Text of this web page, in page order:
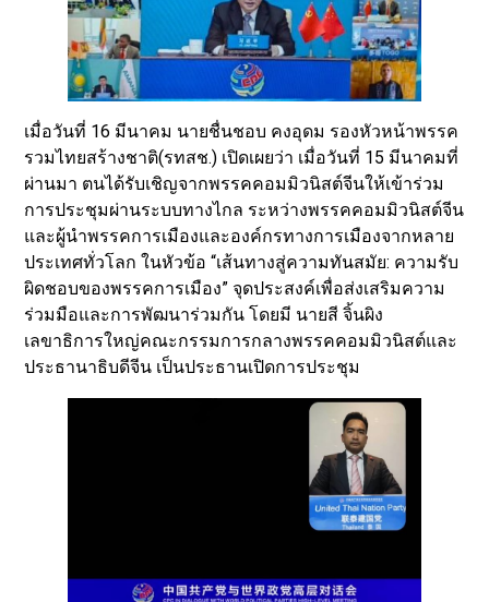
เมื่อวันที่ 16 มีนาคม นายชื่นชอบ คงอุดม รองหัวหน้าพรรค
รวมไทยสร้างชาติ(รทสช.) เปิดเผยว่า เมื่อวันที่ 15 มีนาคมที่
ผ่านมา ตนได้รับเชิญจากพรรคคอมมิวนิสต์จีนให้เข้าร่วม
การประชุมผ่านระบบทางไกล ระหว่างพรรคคอมมิวนิสต์จีน
และผู้นำพรรคการเมืองและองค์กรทางการเมืองจากหลาย
ประเทศทั่วโลก ในหัวข้อ “เส้นทางสู่ความทันสมัย: ความรับ
ผิดชอบของพรรคการเมือง” จุดประสงค์เพื่อส่งเสริมความ
ร่วมมือและการพัฒนาร่วมกัน โดยมี นายสี จิ้นผิง
เลขาธิการใหญ่คณะกรรมการกลางพรรคคอมมิวนิสต์และ
ประธานาธิบดีจีน เป็นประธานเปิดการประชุม